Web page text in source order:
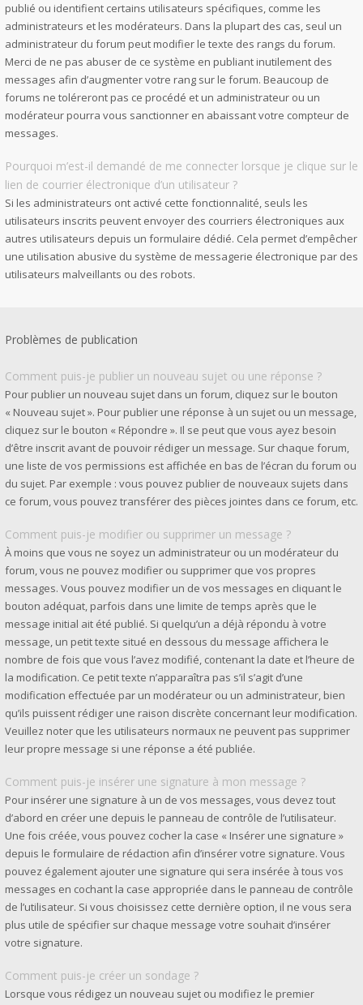
publié ou identifient certains utilisateurs spécifiques, comme les
administrateurs et les modérateurs. Dans la plupart des cas, seul un
administrateur du forum peut modifier le texte des rangs du forum.
Merci de ne pas abuser de ce système en publiant inutilement des
messages afin d’augmenter votre rang sur le forum. Beaucoup de
forums ne toléreront pas ce procédé et un administrateur ou un
modérateur pourra vous sanctionner en abaissant votre compteur de
messages.
Pourquoi m’est-il demandé de me connecter lorsque je clique sur le
lien de courrier électronique d’un utilisateur ?
Si les administrateurs ont activé cette fonctionnalité, seuls les
utilisateurs inscrits peuvent envoyer des courriers électroniques aux
autres utilisateurs depuis un formulaire dédié. Cela permet d’empêcher
une utilisation abusive du système de messagerie électronique par des
utilisateurs malveillants ou des robots.
Problèmes de publication
Comment puis-je publier un nouveau sujet ou une réponse ?
Pour publier un nouveau sujet dans un forum, cliquez sur le bouton
« Nouveau sujet ». Pour publier une réponse à un sujet ou un message,
cliquez sur le bouton « Répondre ». Il se peut que vous ayez besoin
d’être inscrit avant de pouvoir rédiger un message. Sur chaque forum,
une liste de vos permissions est affichée en bas de l’écran du forum ou
du sujet. Par exemple : vous pouvez publier de nouveaux sujets dans
ce forum, vous pouvez transférer des pièces jointes dans ce forum, etc.
Comment puis-je modifier ou supprimer un message ?
À moins que vous ne soyez un administrateur ou un modérateur du
forum, vous ne pouvez modifier ou supprimer que vos propres
messages. Vous pouvez modifier un de vos messages en cliquant le
bouton adéquat, parfois dans une limite de temps après que le
message initial ait été publié. Si quelqu’un a déjà répondu à votre
message, un petit texte situé en dessous du message affichera le
nombre de fois que vous l’avez modifié, contenant la date et l’heure de
la modification. Ce petit texte n’apparaîtra pas s’il s’agit d’une
modification effectuée par un modérateur ou un administrateur, bien
qu’ils puissent rédiger une raison discrète concernant leur modification.
Veuillez noter que les utilisateurs normaux ne peuvent pas supprimer
leur propre message si une réponse a été publiée.
Comment puis-je insérer une signature à mon message ?
Pour insérer une signature à un de vos messages, vous devez tout
d’abord en créer une depuis le panneau de contrôle de l’utilisateur.
Une fois créée, vous pouvez cocher la case « Insérer une signature »
depuis le formulaire de rédaction afin d’insérer votre signature. Vous
pouvez également ajouter une signature qui sera insérée à tous vos
messages en cochant la case appropriée dans le panneau de contrôle
de l’utilisateur. Si vous choisissez cette dernière option, il ne vous sera
plus utile de spécifier sur chaque message votre souhait d’insérer
votre signature.
Comment puis-je créer un sondage ?
Lorsque vous rédigez un nouveau sujet ou modifiez le premier